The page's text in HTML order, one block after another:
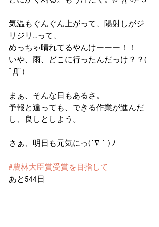
気温もぐんぐん上がって、陽射しがジ
リジリ…って、
めっちゃ晴れてるやんけーーー！！
いや、雨、どこに行ったんだっけ？？(
ﾟДﾟ)
まぁ、そんな日もあるさ。
予報と違っても、できる作業が進んだ
し、良しとしよう。
さぁ、明日も元気にっ(´∇｀) ﾉ
#農林大臣賞受賞を目指して
あと544日